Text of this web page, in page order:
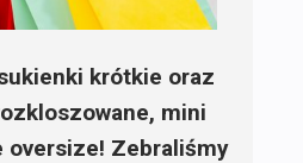
krótkie oraz
mini
oversize! Zebraliśmy